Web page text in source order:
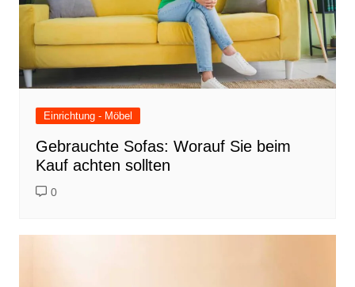
Einrichtung - Möbel
Gebrauchte Sofas: Worauf Sie beim
Kauf achten sollten
0